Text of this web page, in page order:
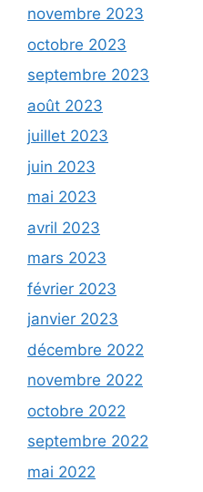
novembre 2023
octobre 2023
septembre 2023
août 2023
juillet 2023
juin 2023
mai 2023
avril 2023
mars 2023
février 2023
janvier 2023
décembre 2022
novembre 2022
octobre 2022
septembre 2022
mai 2022